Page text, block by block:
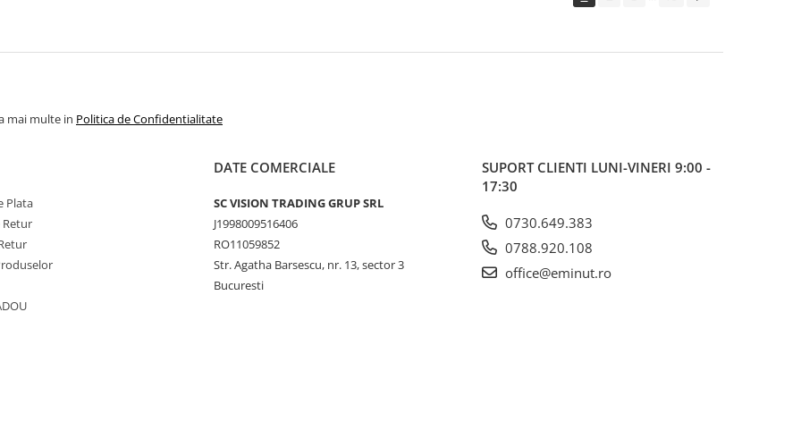
mai multe in Politica de Confidentialitate
Plata
Retur
DATE COMERCIALE
SC VISION TRADING GRUP SRL
J1998009516406
RO11059852
Str. Agatha Barsescu, nr. 13, sector 3
Bucuresti
SUPORT CLIENTI LUNI-VINERI 9:00 -
17:30
0730.649.383
0788.920.108
office@eminut.ro